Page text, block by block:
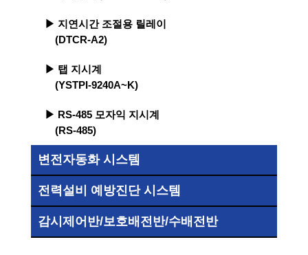
▶ 지연시간 조절용 릴레이
(DTCR-A2)
▶ 탭 지시계
(YSTPI-9240A~K)
▶ RS-485 모자익 지시계
(RS-485)
변전자동화 시스템
전력설비 예방진단 시스템
감시제어반/보호배전반/수배전반